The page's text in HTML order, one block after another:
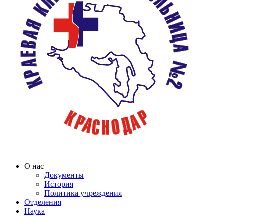
О нас
Документы
История
Политика учреждения
Отделения
Наука